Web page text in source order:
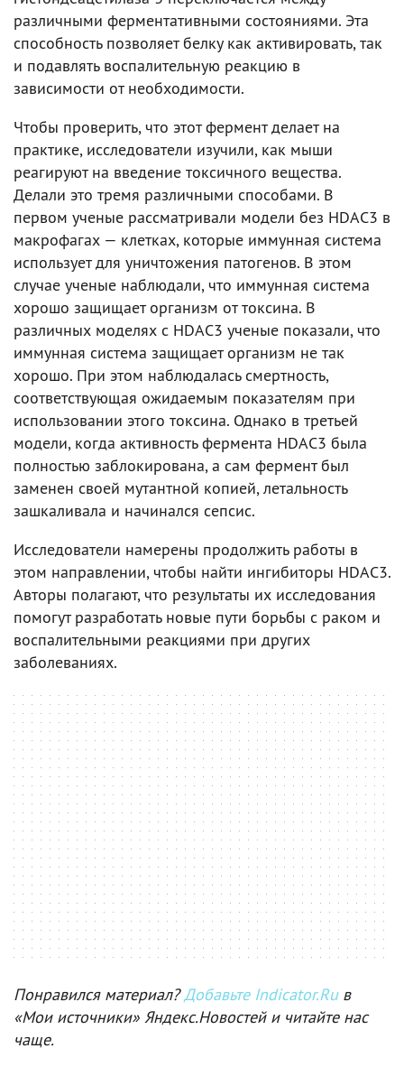
различными ферментативными состояниями. Эта
способность позволяет белку как активировать, так
и подавлять воспалительную реакцию в
зависимости от необходимости.
Чтобы проверить, что этот фермент делает на
практике, исследователи изучили, как мыши
реагируют на введение токсичного вещества.
Делали это тремя различными способами. В
первом ученые рассматривали модели без HDAC3 в
макрофагах — клетках, которые иммунная система
использует для уничтожения патогенов. В этом
случае ученые наблюдали, что иммунная система
хорошо защищает организм от токсина. В
различных моделях с HDAC3 ученые показали, что
иммунная система защищает организм не так
хорошо. При этом наблюдалась смертность,
соответствующая ожидаемым показателям при
использовании этого токсина. Однако в третьей
модели, когда активность фермента HDAC3 была
полностью заблокирована, а сам фермент был
заменен своей мутантной копией, летальность
зашкаливала и начинался сепсис.
Исследователи намерены продолжить работы в
этом направлении, чтобы найти ингибиторы HDAC3.
Авторы полагают, что результаты их исследования
помогут разработать новые пути борьбы с раком и
воспалительными реакциями при других
заболеваниях.
Понравился материал?Добавьте Indicator.Ruв
«Мои источники» Яндекс.Новостей и читайте нас
чаще.